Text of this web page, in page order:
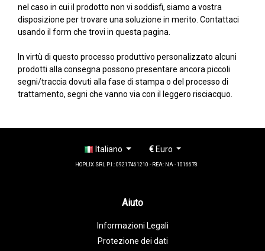
nel caso in cui il prodotto non vi soddisfi, siamo a vostra
disposizione per trovare una soluzione in merito. Contattaci
usando il form che trovi in questa pagina
In virtù di questo processo produttivo personalizzato alcuni
prodotti alla consegna possono presentare ancora piccoli
segni/traccia dovuti alla fase di stampa o del processo di
trattamento, segni che vanno via con il leggero risciacquo.
Italiano €Euro
HOPLIX SRL P.I.: 09217461210 - REA: NA - 1016678
Aiuto
Informazioni Legali
Protezione dei dati